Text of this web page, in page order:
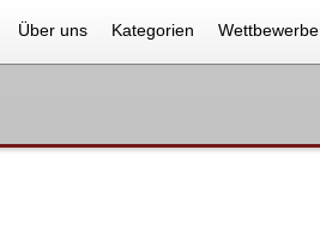
Über uns Kategorien Wettbewerbe